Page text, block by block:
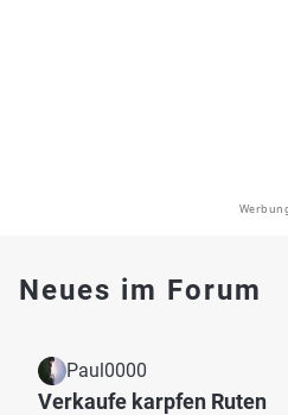
Neues im Forum
Paul0000
Verkaufe karpfen Ruten